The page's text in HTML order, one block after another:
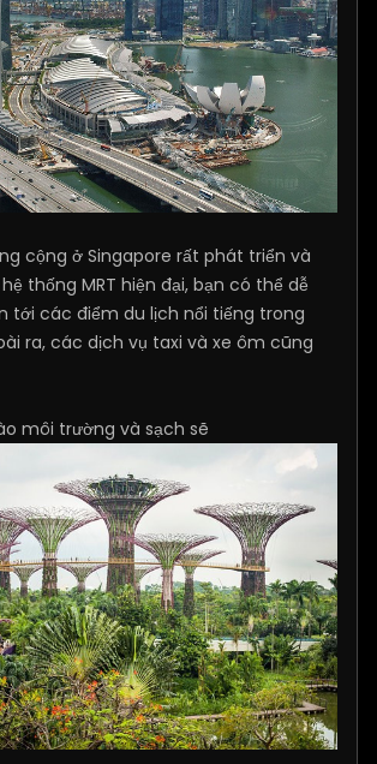
cộng ở Singapore rất phát triển và
thống MRT hiện đại, bạn có thể dễ
tới các điểm du lịch nổi tiếng trong
ra, các dịch vụ taxi và xe ôm cũng
môi trường và sạch sẽ